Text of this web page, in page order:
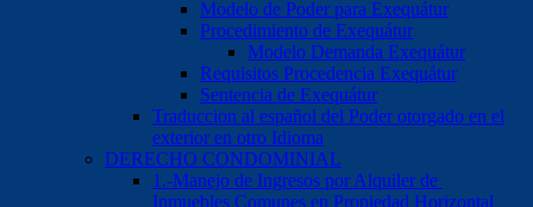
Modelo de Poder para Exequátur
Procedimiento de Exequátur
Modelo Demanda Exequátur
Requisitos Procedencia Exequátur
Sentencia de Exequátur
Traduccion al español del Poder otorgado en el
exterior en otro Idioma
DERECHO CONDOMINIAL
1.-Manejo de Ingresos por Alquiler de
Inmuebles Comunes en Propiedad Horizontal